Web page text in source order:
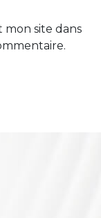
mon site dans